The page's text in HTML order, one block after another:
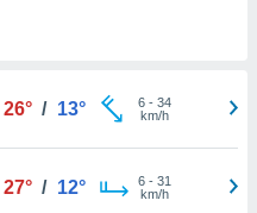
26° / 13° 6- 34
km/h
27° / 12° 6- 31
km/h